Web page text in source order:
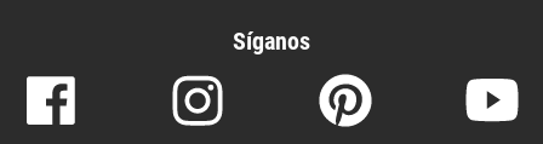
Síganos